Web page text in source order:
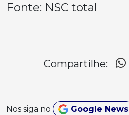
Fonte: NSC total
Compartilhe:
Nos siga no Google News